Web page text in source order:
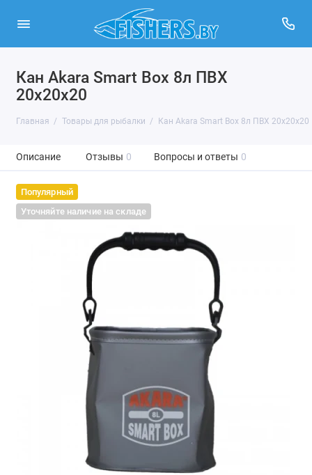
Кан Akara Smart Box 8л ПВХ
20х20х20
Главная Товары для рыбалки Кан Akara Smart Box 8л ПВХ 20х20х20
Описание Отзывы 0 Вопросы и ответы 0
Популярный
Уточняйте наличие на складе